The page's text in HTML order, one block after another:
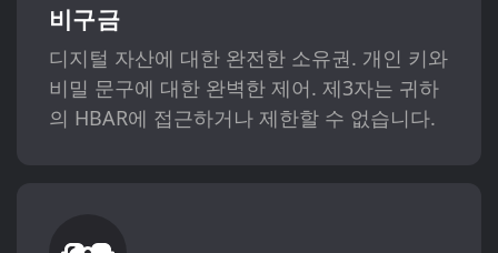
비구금
디지털 자산에 대한 완전한 소유권. 개인 키와
비밀 문구에 대한 완벽한 제어. 제3자는 귀하
의 HBAR에 접근하거나 제한할 수 없습니다.